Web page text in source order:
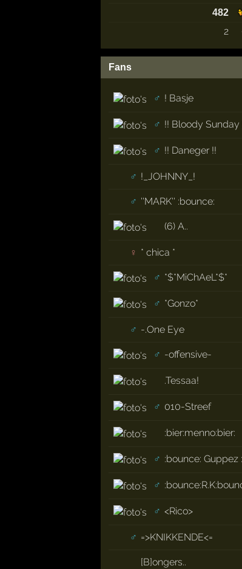
482
2
Fans
♂ ! Basje
♂ !! Bloody Sunday
♂ !! Daneger !!
♂ !_JOHNNY_!
♂ ''MARK'' :bounce:
(6) A..
♀ * chica *
♂ *$*MiChAeL*$*
♂ *Gonzo*
♂ -.One Eye
♂ -offensive-
.Tessaa!
♂ 010-Streef
:bier:menno:bier:
♂ :bounce: Guppez
♂
♂ <Rico>
♂ =>KNIKKENDE<=
[B]ongers..